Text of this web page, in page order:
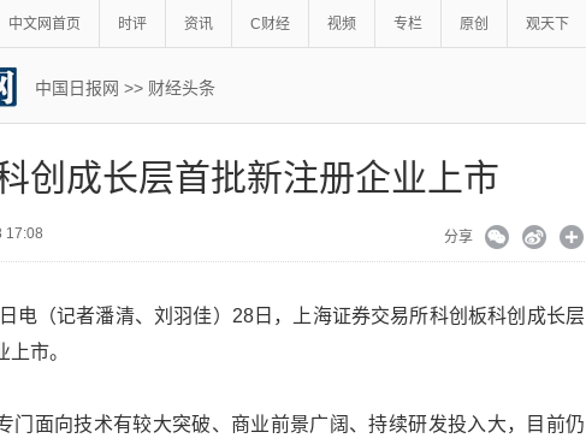
中文网首页 时评 资讯 C财经 视频 专栏 原创 观天下
中国日报网 >> 财经头条
创成长层首批新注册企业上市
17:08 分享
电（记者潘清、刘羽佳）28日，上海证券交易所科创板科创成长层
市。
门面向技术有较大突破、商业前景广阔、持续研发投入大，目前仍